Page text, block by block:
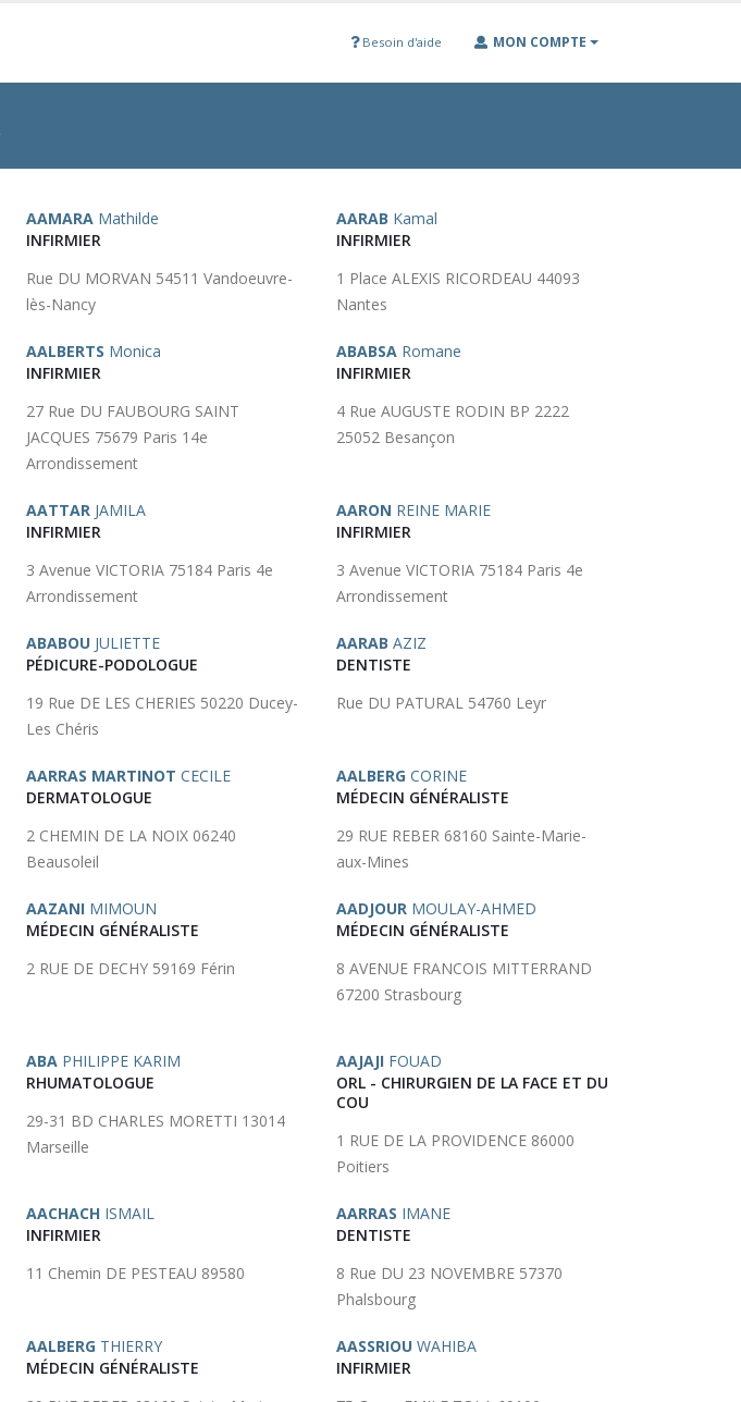
Besoin d'aide MON COMPTE
AAMARA Mathilde
INFIRMIER
Rue DU MORVAN 54511 Vandoeuvre-
lès-Nancy
AARAB Kamal
INFIRMIER
1 Place ALEXIS RICORDEAU 44093
Nantes
AALBERTS Monica
INFIRMIER
27 Rue DU FAUBOURG SAINT
JACQUES 75679 Paris 14e
Arrondissement
ABABSA Romane
INFIRMIER
4 Rue AUGUSTE RODIN BP 2222
25052 Besançon
AATTAR JAMILA
INFIRMIER
3 Avenue VICTORIA 75184 Paris 4e
Arrondissement
AARON REINE MARIE
INFIRMIER
3 Avenue VICTORIA 75184 Paris 4e
Arrondissement
ABABOU JULIETTE
PÉDICURE-PODOLOGUE
19 Rue DE LES CHERIES 50220 Ducey-
Les Chéris
AARAB AZIZ
DENTISTE
Rue DU PATURAL 54760 Leyr
AARRAS MARTINOT CECILE
DERMATOLOGUE
2 CHEMIN DE LA NOIX 06240
Beausoleil
AALBERG CORINE
MÉDECIN GÉNÉRALISTE
29 RUE REBER 68160 Sainte-Marie-
aux-Mines
AAZANI MIMOUN
MÉDECIN GÉNÉRALISTE
2 RUE DE DECHY 59169 Férin
AADJOUR MOULAY-AHMED
MÉDECIN GÉNÉRALISTE
8 AVENUE FRANCOIS MITTERRAND
67200 Strasbourg
ABA PHILIPPE KARIM
RHUMATOLOGUE
29-31 BD CHARLES MORETTI 13014
Marseille
AAJAJI FOUAD
ORL - CHIRURGIEN DE LA FACE ET DU
COU
1 RUE DE LA PROVIDENCE 86000
Poitiers
AACHACH ISMAIL
INFIRMIER
11 Chemin DE PESTEAU 89580
AARRAS IMANE
DENTISTE
8 Rue DU 23 NOVEMBRE 57370
Phalsbourg
AALBERG THIERRY
MÉDECIN GÉNÉRALISTE
AASSRIOU WAHIBA
INFIRMIER